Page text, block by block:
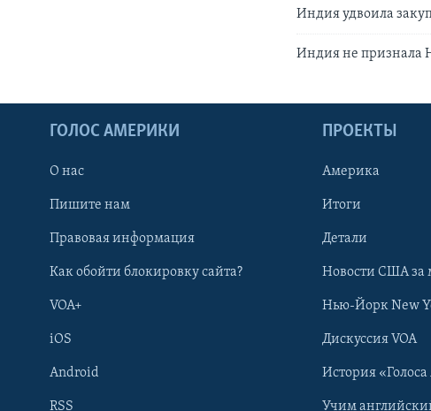
Индия удвоила
Индия не признала
ГОЛОС АМЕРИКИ
О нас
Пишите нам
Правовая информация
Как обойти блокировку сайта?
VOA+
iOS
Android
RSS
ПРОЕКТЫ
Америка
Итоги
Детали
Новости США за
Нью-Йорк New
Дискуссия VOA
История
Учим